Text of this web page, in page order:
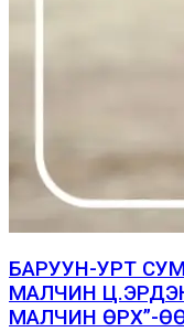
БАРУУН-УРТ
МАЛЧИН
МАЛЧИН ӨРХ”-